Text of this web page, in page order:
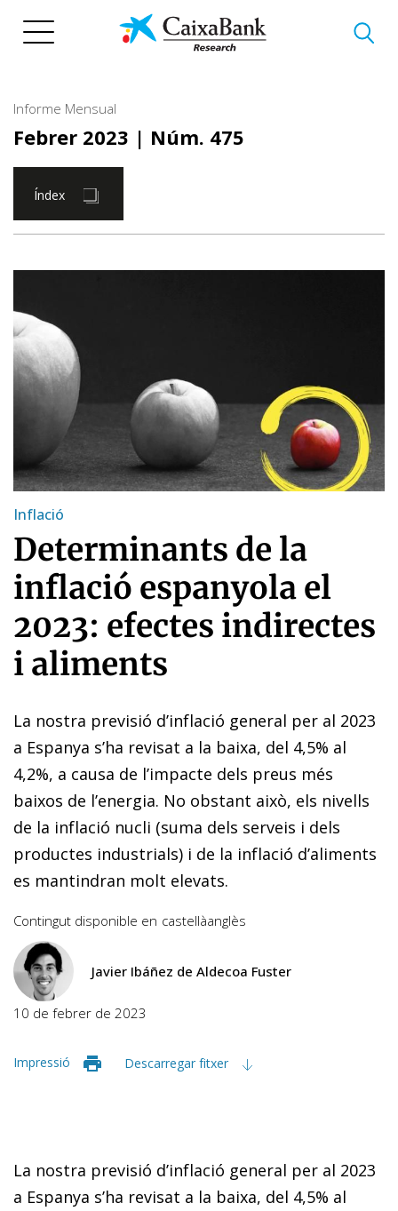
Informe Mensual
Febrer 2023 | Núm. 475
Índex
Inflació
Determinants de la
inflació espanyola el
2023: efectes indirectes
i aliments
La nostra previsió d’inflació general per al 2023
a Espanya s’ha revisat a la baixa, del 4,5% al
4,2%, a causa de l’impacte dels preus més
baixos de l’energia. No obstant això, els nivells
de la inflació nucli (suma dels serveis i dels
productes industrials) i de la inflació d’aliments
es mantindran molt elevats.
Contingut disponible en castellàanglès
Javier Ibáñez de Aldecoa Fuster
10 de febrer de 2023
Impressió Descarregar fitxer
La nostra previsió d’inflació general per al 2023
a Espanya s’ha revisat a la baixa, del 4,5% al